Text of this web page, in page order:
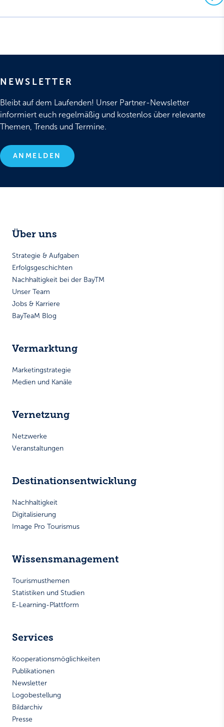
NEWSLETTER
Bleibt auf dem Laufenden! Unser Partner-Newsletter
informiert euch regelmäßig und kostenlos über relevante
Themen, Trends und Termine.
ANMELDEN
Über uns
Strategie & Aufgaben
Erfolgsgeschichten
Nachhaltigkeit bei der BayTM
Unser Team
Jobs & Karriere
BayTeaM Blog
Vermarktung
Marketingstrategie
Medien und Kanäle
Vernetzung
Netzwerke
Veranstaltungen
Destinationsentwicklung
Nachhaltigkeit
Digitalisierung
Image Pro Tourismus
Wissensmanagement
Tourismusthemen
Statistiken und Studien
E-Learning-Plattform
Services
Kooperationsmöglichkeiten
Publikationen
Newsletter
Logobestellung
Bildarchiv
Presse